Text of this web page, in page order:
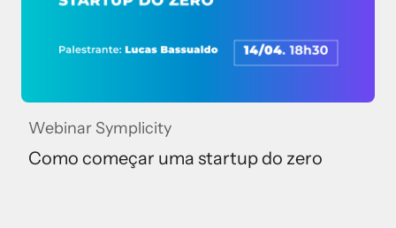
Como começar uma startup do zero
Webinar Symplicity